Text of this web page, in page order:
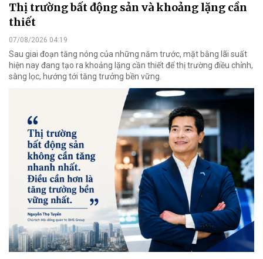
Thị trường bất động sản và khoảng lặng cần
thiết
07/08/2026 04:19
Sau giai đoạn tăng nóng của những năm trước, mặt bằng lãi suất
hiện nay đang tạo ra khoảng lặng cần thiết để thị trường điều chỉnh,
sàng lọc, hướng tới tăng trưởng bền vững.